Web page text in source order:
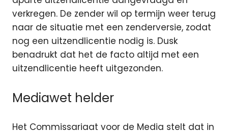
verkregen. De zender wil op termijn weer terug
naar de situatie met een zenderversie, zodat
nog een uitzendlicentie nodig is. Dusk
benadrukt dat het de facto altijd met een
uitzendlicentie heeft uitgezonden.
Mediawet helder
Het Commissariaat voor de Media stelt dat in